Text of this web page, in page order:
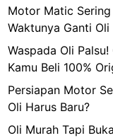
Motor Matic Sering
Waktunya Ganti Oli
Waspada Oli
Kamu Beli 100%
Persiapan Motor
Oli Harus Baru?
Oli Murah Tapi